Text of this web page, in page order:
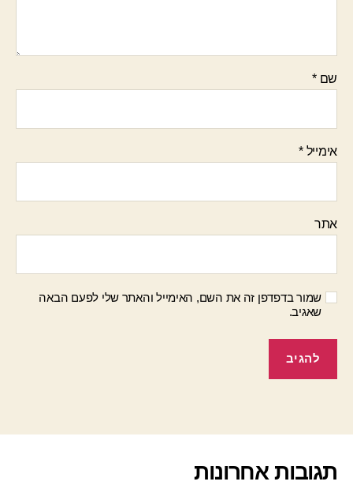
שם*
אימייל*
אתר
שמור בדפדפן זה את השם, האימייל והאתר שלי לפעם הבאה
שאגיב.
תגובות אחרונות